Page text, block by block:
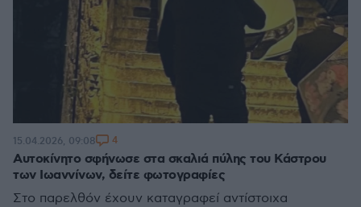
Αυτοκίνητο σφήνωσε στα σκαλιά πύλης του Κάστρου
των Ιωαννίνων, δείτε φωτογραφίες
Στο παρελθόν έχουν καταγραφεί αντίστοιχα
15.04.2026, 09:08 4